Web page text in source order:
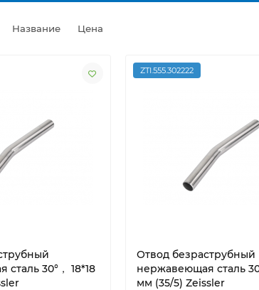
Название Цена
30°， 18*18
ZTI.555.302222
Отвод безраструбный
нержавеющая сталь
мм (35/5) Zeissler